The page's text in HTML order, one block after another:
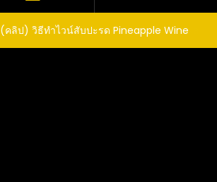
(คลิป) วิธีทำไวน์สับปะรด Pineapple Wine